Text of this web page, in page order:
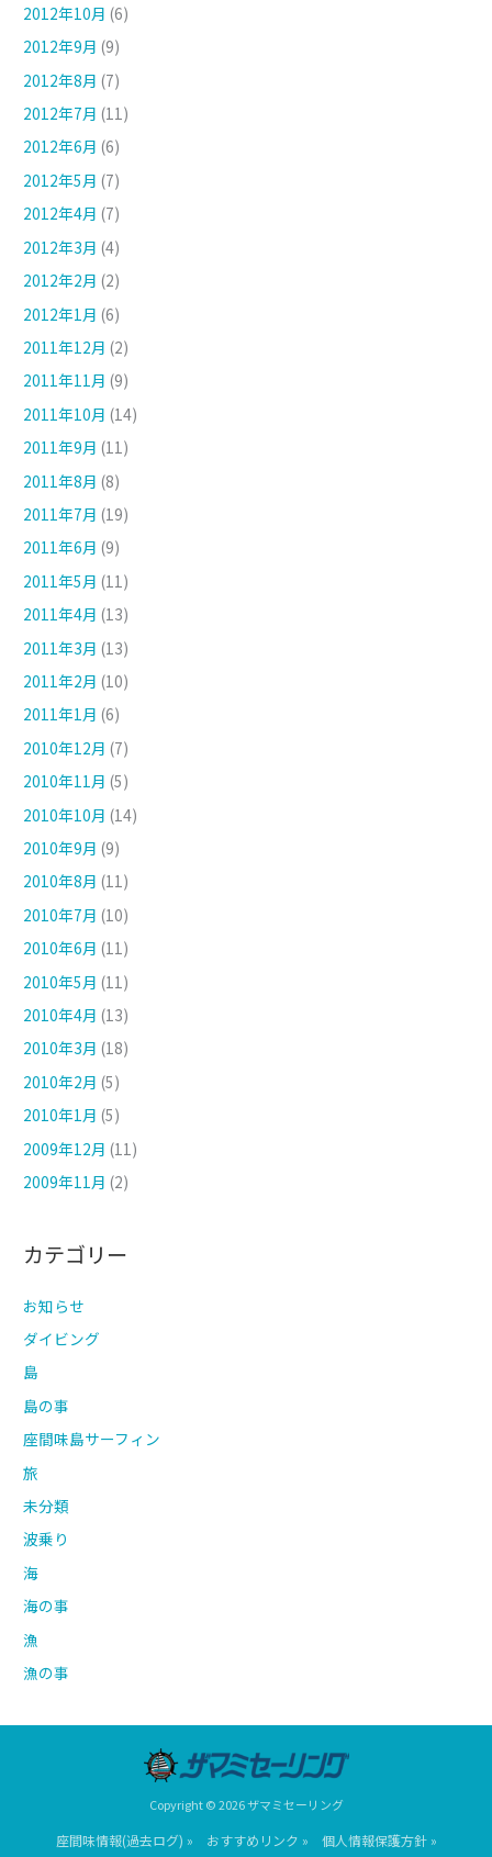
2012年10月 (6)
2012年9月 (9)
2012年8月 (7)
2012年7月 (11)
2012年6月 (6)
2012年5月 (7)
2012年4月 (7)
2012年3月 (4)
2012年2月 (2)
2012年1月 (6)
2011年12月 (2)
2011年11月 (9)
2011年10月 (14)
2011年9月 (11)
2011年8月 (8)
2011年7月 (19)
2011年6月 (9)
2011年5月 (11)
2011年4月 (13)
2011年3月 (13)
2011年2月 (10)
2011年1月 (6)
2010年12月 (7)
2010年11月 (5)
2010年10月 (14)
2010年9月 (9)
2010年8月 (11)
2010年7月 (10)
2010年6月 (11)
2010年5月 (11)
2010年4月 (13)
2010年3月 (18)
2010年2月 (5)
2010年1月 (5)
2009年12月 (11)
2009年11月 (2)
カテゴリー
お知らせ
ダイビング
島
島の事
座間味島サーフィン
旅
未分類
波乗り
海
海の事
漁
漁の事
Copyright © 2026 ザマミセーリング
座間味情報(過去ログ) » おすすめリンク » 個人情報保護方針 »